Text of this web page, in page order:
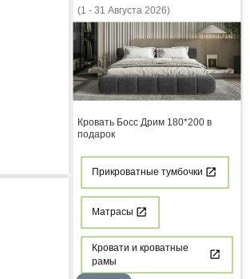
(1 - 31 Августа 2026)
Кровать Босс Дрим 180*200 в
подарок
Прикроватные тумбочки
Матрасы
Кровати и кроватные
рамы